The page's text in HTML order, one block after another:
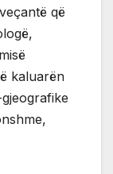
që
kaluarën